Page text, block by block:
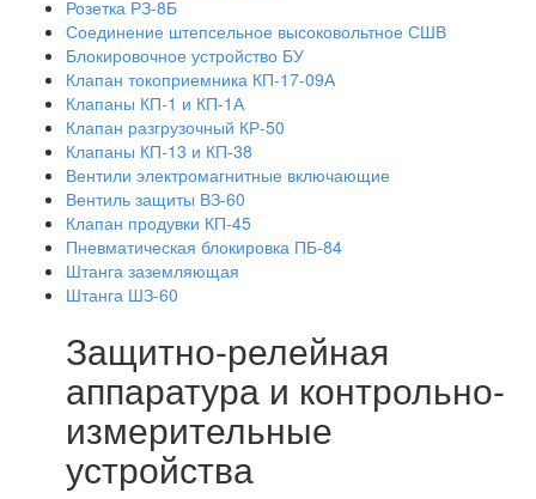
Розетка РЗ-8Б
Соединение штепсельное высоковольтное СШВ
Блокировочное устройство БУ
Клапан токоприемника КП-17-09А
Клапаны КП-1 и КП-1А
Клапан разгрузочный КР-50
Клапаны КП-13 и КП-38
Вентили электромагнитные включающие
Вентиль защиты ВЗ-60
Клапан продувки КП-45
Пневматическая блокировка ПБ-84
Штанга заземляющая
Штанга ШЗ-60
Защитно-релейная
аппаратура и контрольно-
измерительные
устройства